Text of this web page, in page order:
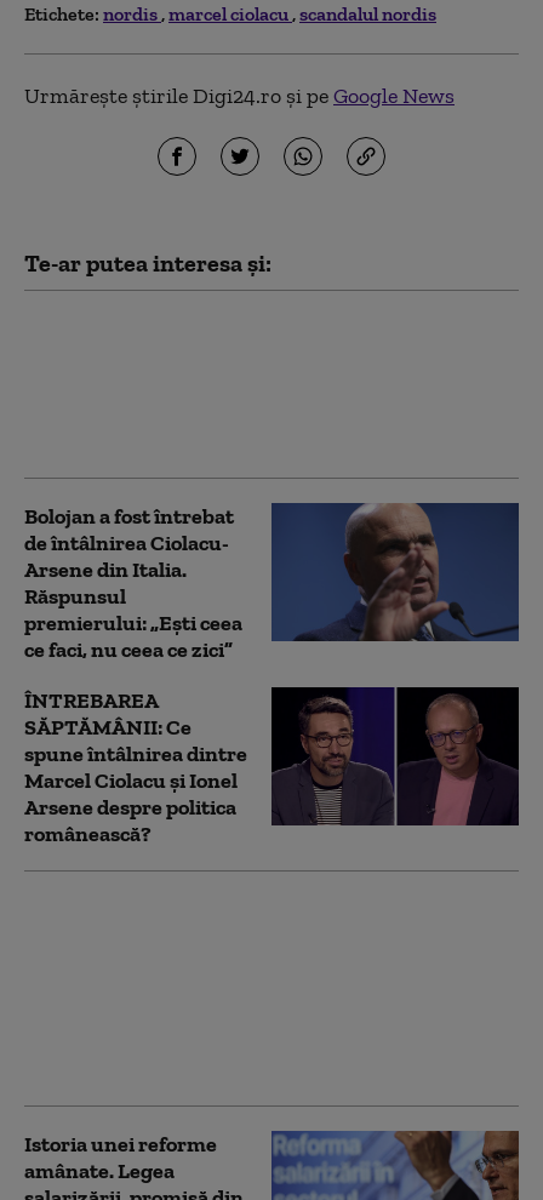
Etichete: nordis marcel ciolacu scandalul nordis
Urmărește știrile Digi24.ro și peGoogle News
Te-ar putea interesa și:
Bolojan a fost întrebat
de întâlnirea Ciolacu-
Arsene din Italia.
Răspunsul
premierului: „Eşti ceea
ce faci, nu ceea ce zici”
ÎNTREBAREA
SĂPTĂMÂNII: Ce
spune întâlnirea dintre
Marcel Ciolacu și Ionel
Arsene despre politica
românească?
Istoria unei reforme
amânate. Legea